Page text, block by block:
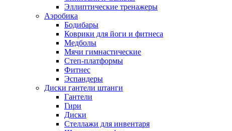
Эллиптические тренажеры
Аэробика
Бодибары
Коврики для йоги и фитнеса
Медболы
Мячи гимнастические
Степ-платформы
Фитнес
Эспандеры
Диски гантели штанги
Гантели
Гири
Диски
Стеллажи для инвентаря